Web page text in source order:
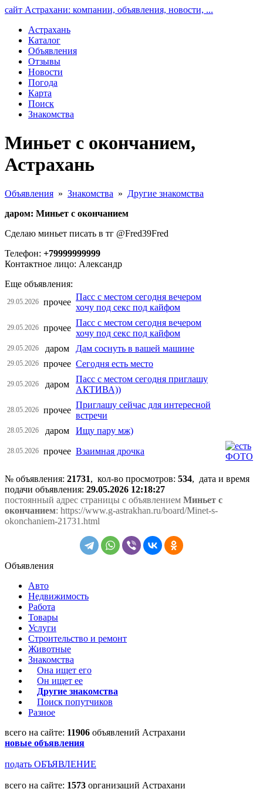
сайт Астрахани: компании, объявления, новости, ...
Астрахань
Каталог
Объявления
Отзывы
Новости
Погода
Карта
Поиск
Знакомства
Миньет с окончанием,
Астрахань
Объявления » Знакомства » Другие знакомства
даром: Миньет с окончанием
Сделаю миньет писать в тг @Fred39Fred
Телефон: +79999999999
Контактное лицо: Александр
Еще объявления:
29.05.2026 прочее
Пасс с местом сегодня вечером
хочу под секс под кайфом
29.05.2026 прочее
Пасс с местом сегодня вечером
хочу под секс под кайфом
29.05.2026 даром Дам соснуть в вашей машине
29.05.2026 прочее Сегодня есть место
29.05.2026 даром
Пасс с местом сегодня приглашу
АКТИВА))
28.05.2026 прочее
Приглашу сейчас для интересной
встречи
28.05.2026 даром Ищу пару мж)
28.05.2026 прочее Взаимная дрочка
№ объявления: 21731, кол-во просмотров: 534, дата и время
подачи объявления: 29.05.2026 12:18:27
постоянный адрес страницы с объявлением Миньет с
окончанием: https://www.g-astrakhan.ru/board/Minet-s-
okonchaniem-21731.html
Объявления
Авто
Недвижимость
Работа
Товары
Услуги
Строительство и ремонт
Животные
Знакомства
Она ищет его
Он ищет ее
Другие знакомства
Поиск попутчиков
Разное
всего на сайте: 11906 объявлений Астрахани
новые объявления
подать ОБЪЯВЛЕНИЕ
всего на сайте: 1573 организаций Астрахани